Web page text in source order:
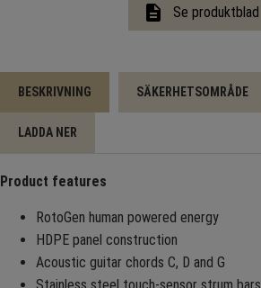
description Se produktblad
BESKRIVNING SÄKERHETSOMRÅDE
LADDA NER
Product features
RotoGen human powered energy
HDPE panel construction
Acoustic guitar chords C, D and G